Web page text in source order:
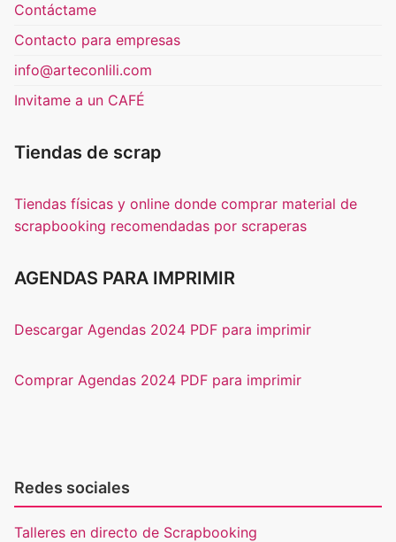
Contáctame
Contacto para empresas
info@arteconlili.com
Invitame a un CAFÉ
Tiendas de scrap
Tiendas físicas y online donde comprar material de
scrapbooking recomendadas por scraperas
AGENDAS PARA IMPRIMIR
Descargar Agendas 2024 PDF para imprimir
Comprar Agendas 2024 PDF para imprimir
Redes sociales
Talleres en directo de Scrapbooking